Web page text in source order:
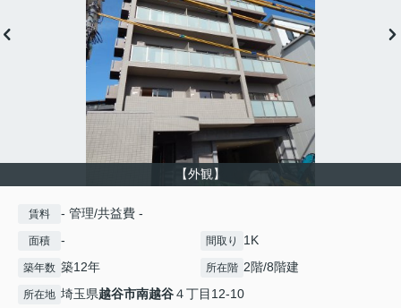
【外観】
賃料 - 管理/共益費 -
面積 - 間取り 1K
築年数 築12年 所在階 2階/8階建
所在地 埼玉県越谷市南越谷４丁目12-10